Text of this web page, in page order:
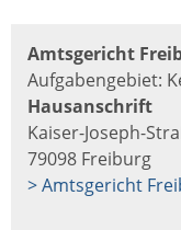
Amtsgericht
Aufgabengebiet:
Hausanschrift
Kaiser-Joseph-
79098 Freiburg
> Amtsgericht